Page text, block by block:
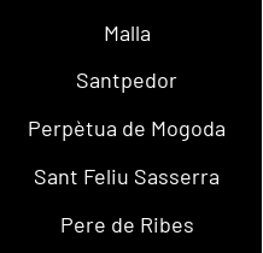
Malla
Santpedor
Perpètua de Mogoda
Sant Feliu Sasserra
Pere de Ribes